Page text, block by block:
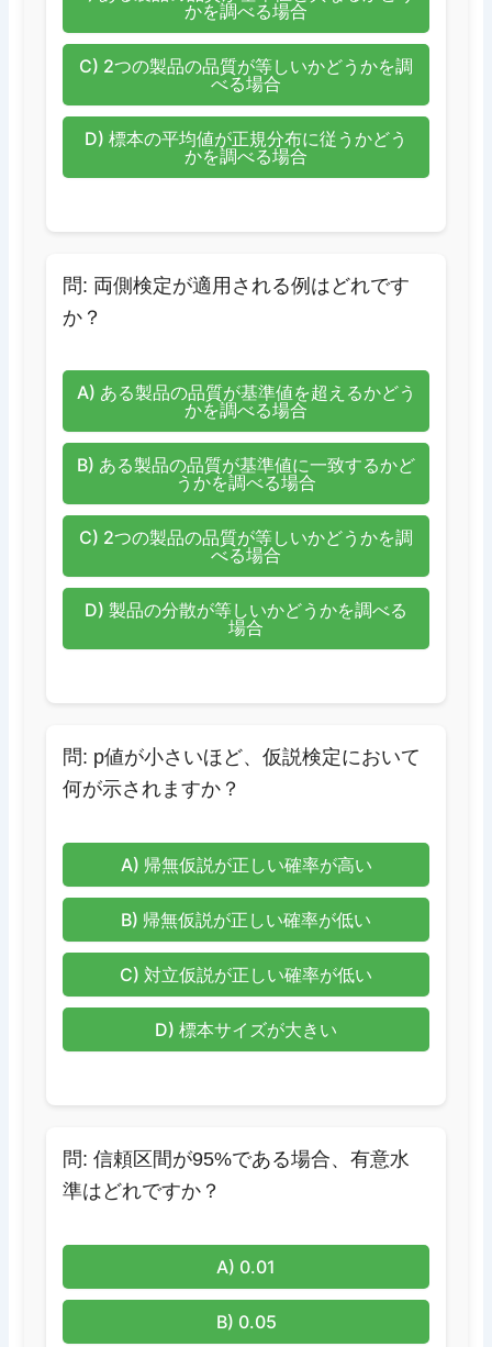
かを調べる場合
C) 2つの製品の品質が等しいかどうかを調
べる場合
D) 標本の平均値が正規分布に従うかどう
かを調べる場合
問: 両側検定が適用される例はどれです
か？
A) ある製品の品質が基準値を超えるかどう
かを調べる場合
B) ある製品の品質が基準値に一致するかど
うかを調べる場合
C) 2つの製品の品質が等しいかどうかを調
べる場合
D) 製品の分散が等しいかどうかを調べる
場合
問: p値が小さいほど、仮説検定において
何が示されますか？
A) 帰無仮説が正しい確率が高い
B) 帰無仮説が正しい確率が低い
C) 対立仮説が正しい確率が低い
D) 標本サイズが大きい
問: 信頼区間が95%である場合、有意水
準はどれですか？
A) 0.01
B) 0.05